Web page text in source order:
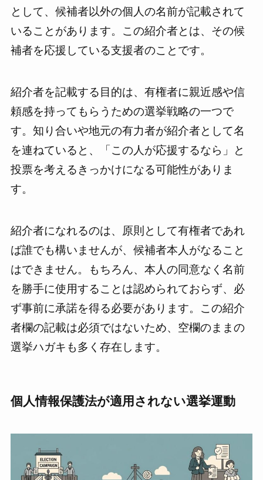
として、候補者以外の個人の名前が記載されて
いることがあります。この紹介者とは、その候
補者を応援している支援者のことです。
紹介者を記載する目的は、有権者に親近感や信
頼感を持ってもらうための選挙戦略の一つで
す。知り合いや地元の有力者が紹介者として名
を連ねていると、「この人が応援するなら」と
投票を考えるきっかけになる可能性がありま
す。
紹介者になれるのは、原則として有権者であれ
ば誰でも構いませんが、候補者本人がなること
はできません。もちろん、本人の同意なく名前
を勝手に使用することは認められておらず、必
ず事前に承諾を得る必要があります。この紹介
者欄の記載は必須ではないため、空欄のままの
選挙ハガキも多く存在します。
個人情報保護法が適用されない選挙運動